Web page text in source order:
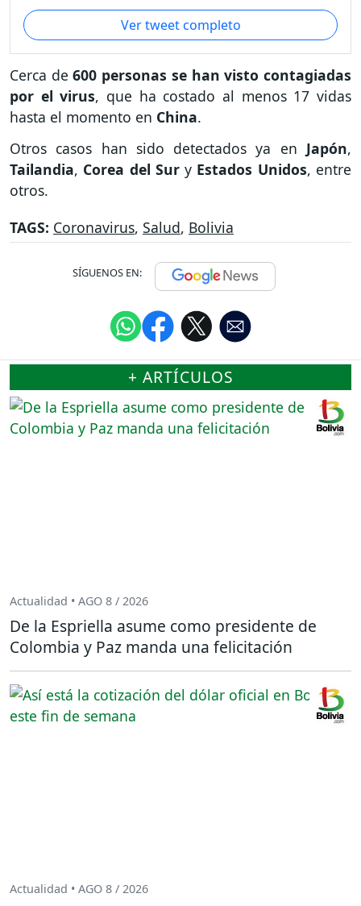
Ver tweet completo
Cerca de600 personas se han visto contagiadas
por el virus, que ha costado al menos 17 vidas
hasta el momento en China.
Otros casos han sido detectados ya en Japón,
Tailandia, Corea del Sury Estados Unidos, entre
otros.
TAGS: Coronavirus, Salud, Bolivia
SÍGUENOS EN:
+ ARTÍCULOS
Actualidad • AGO 8 / 2026
De la Espriella asume como presidente de
Colombia y Paz manda una felicitación
Actualidad • AGO 8 / 2026